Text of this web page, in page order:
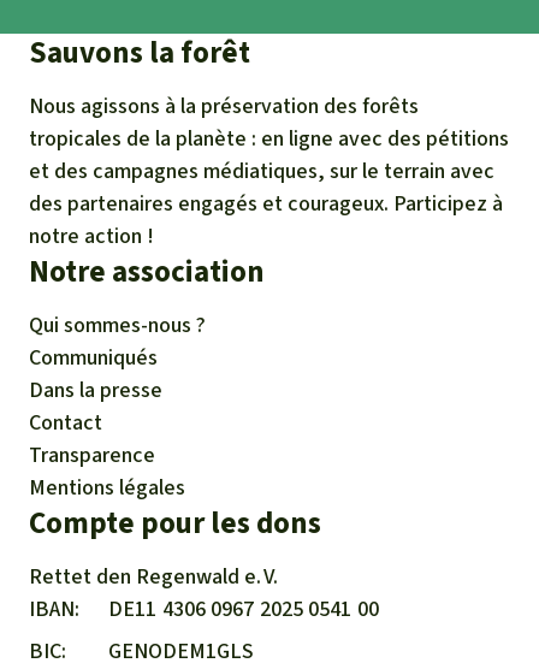
Sauvons la forêt
Nous agissons à la préservation des forêts
tropicales de la planète : en ligne avec des pétitions
et des campagnes médiatiques, sur le terrain avec
des partenaires engagés et courageux. Participez à
notre action !
Notre association
Qui sommes-nous ?
Communiqués
Dans la presse
Contact
Transparence
Mentions légales
Compte pour les dons
Rettet den Regenwald e. V.
IBAN
DE11 4306 0967 2025 0541 00
BIC
GENODEM1GLS